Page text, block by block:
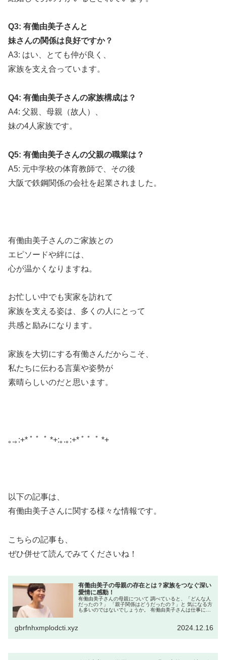
Q3: 有働由美子さんと
妹さんの関係は良好ですか？
A3: はい、とても仲が良く、
家族を支え合っています。
Q4: 有働由美子さんの家族構成は？
A4: 父親、母親（故人）、
妹の4人家族です。
Q5: 有働由美子さんの父親の職業は？
A5: 元中学校の体育教師で、その後
大阪で鉄鋼関係の会社を起業されました。
有働由美子さんのご家族との
エピソードや絆には、
心が温かくなりますね。
お忙しい中でも実家を訪れて
家族を支える姿は、多くの人にとって
共感と励みになります。
家族を大切にする有働さんだからこそ、
私たちに伝わる言葉や姿勢が
素晴らしいのだと思います。
｡.｡:+* ﾟ ゜ﾟ *+:｡.｡:+* ﾟ ゜ﾟ *+
以下の記事は、
有働由美子さんに関する様々な情報です。
こちらの記事も、
ぜひ併せて読んでみてくださいね！
有働由美子の母親の存在とは？家族をつなぐ深い
愛情に感動！
有働由美子さんの母親について 調べていると、「どんな人
だったの？」 「親子関係はどうだったの？」と 気になる方
も多いのではないでしょうか。 有働由美子さんは仕事に真
gbrfnhxmplodcti.xyz 2024.12.16